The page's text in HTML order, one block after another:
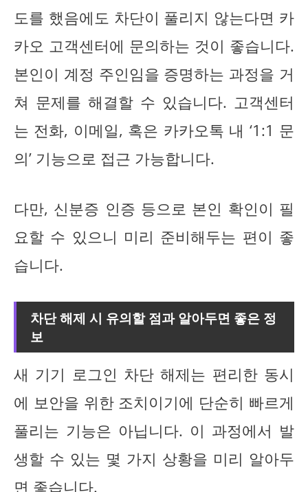
도를 했음에도 차단이 풀리지 않는다면 카
카오 고객센터에 문의하는 것이 좋습니다.
본인이 계정 주인임을 증명하는 과정을 거
쳐 문제를 해결할 수 있습니다. 고객센터
는 전화, 이메일, 혹은 카카오톡 내 ‘1:1 문
의’ 기능으로 접근 가능합니다.
다만, 신분증 인증 등으로 본인 확인이 필
요할 수 있으니 미리 준비해두는 편이 좋
습니다.
차단 해제 시 유의할 점과 알아두면 좋은 정
보
새 기기 로그인 차단 해제는 편리한 동시
에 보안을 위한 조치이기에 단순히 빠르게
풀리는 기능은 아닙니다. 이 과정에서 발
생할 수 있는 몇 가지 상황을 미리 알아두
면 좋습니다.